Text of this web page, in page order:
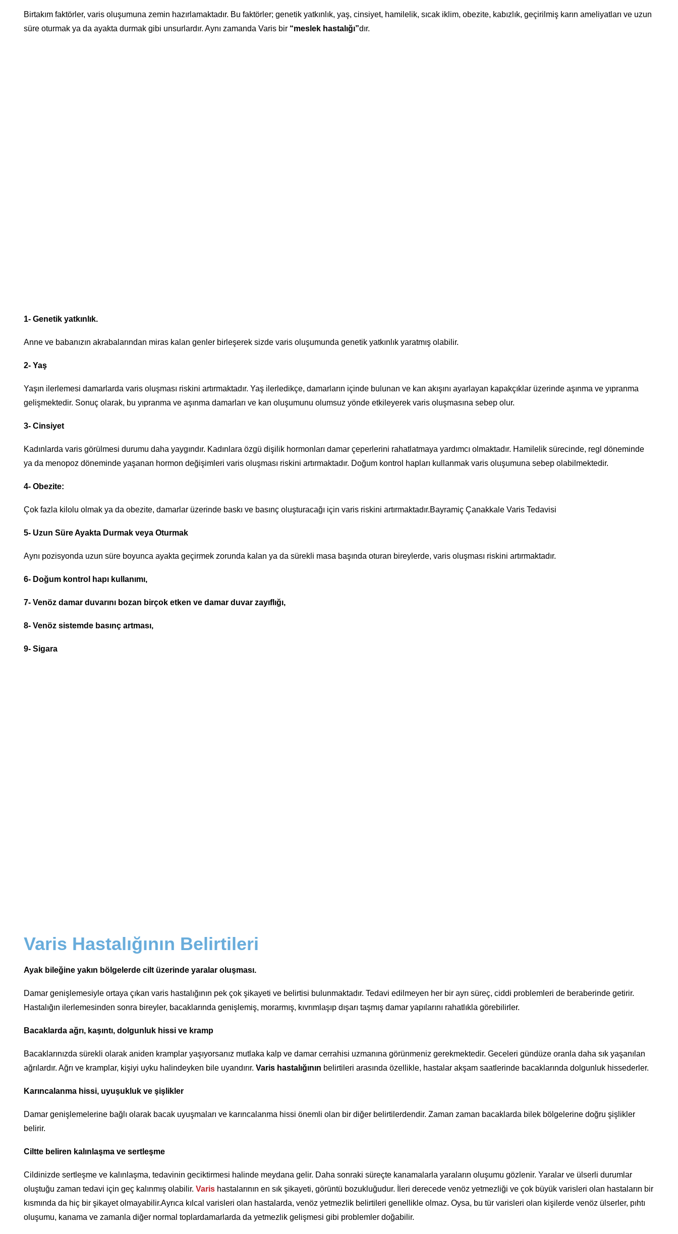
Birtakım faktörler, varis oluşumuna zemin hazırlamaktadır. Bu faktörler; genetik yatkınlık, yaş, cinsiyet, hamilelik, sıcak iklim, obezite, kabızlık, geçirilmiş karın ameliyatları ve uzun
süre oturmak ya da ayakta durmak gibi unsurlardır. Aynı zamanda Varis bir “meslek hastalığı”dır.
1- Genetik yatkınlık.
Anne ve babanızın akrabalarından miras kalan genler birleşerek sizde varis oluşumunda genetik yatkınlık yaratmış olabilir.
2- Yaş
Yaşın ilerlemesi damarlarda varis oluşması riskini artırmaktadır. Yaş ilerledikçe, damarların içinde bulunan ve kan akışını ayarlayan kapakçıklar üzerinde aşınma ve yıpranma
gelişmektedir. Sonuç olarak, bu yıpranma ve aşınma damarları ve kan oluşumunu olumsuz yönde etkileyerek varis oluşmasına sebep olur.
3- Cinsiyet
Kadınlarda varis görülmesi durumu daha yaygındır. Kadınlara özgü dişilik hormonları damar çeperlerini rahatlatmaya yardımcı olmaktadır. Hamilelik sürecinde, regl döneminde
ya da menopoz döneminde yaşanan hormon değişimleri varis oluşması riskini artırmaktadır. Doğum kontrol hapları kullanmak varis oluşumuna sebep olabilmektedir.
4- Obezite:
Çok fazla kilolu olmak ya da obezite, damarlar üzerinde baskı ve basınç oluşturacağı için varis riskini artırmaktadır.Bayramiç Çanakkale Varis Tedavisi
5- Uzun Süre Ayakta Durmak veya Oturmak
Aynı pozisyonda uzun süre boyunca ayakta geçirmek zorunda kalan ya da sürekli masa başında oturan bireylerde, varis oluşması riskini artırmaktadır.
6- Doğum kontrol hapı kullanımı,
7- Venöz damar duvarını bozan birçok etken ve damar duvar zayıflığı,
8- Venöz sistemde basınç artması,
9- Sigara
Varis Hastalığının Belirtileri
Ayak bileğine yakın bölgelerde cilt üzerinde yaralar oluşması.
Damar genişlemesiyle ortaya çıkan varis hastalığının pek çok şikayeti ve belirtisi bulunmaktadır. Tedavi edilmeyen her bir ayrı süreç, ciddi problemleri de beraberinde getirir.
Hastalığın ilerlemesinden sonra bireyler, bacaklarında genişlemiş, morarmış, kıvrımlaşıp dışarı taşmış damar yapılarını rahatlıkla görebilirler.
Bacaklarda ağrı, kaşıntı, dolgunluk hissi ve kramp
Bacaklarınızda sürekli olarak aniden kramplar yaşıyorsanız mutlaka kalp ve damar cerrahisi uzmanına görünmeniz gerekmektedir. Geceleri gündüze oranla daha sık yaşanılan
ağrılardır. Ağrı ve kramplar, kişiyi uyku halindeyken bile uyandırır. Varis hastalığının belirtileri arasında özellikle, hastalar akşam saatlerinde bacaklarında dolgunluk hissederler.
Karıncalanma hissi, uyuşukluk ve şişlikler
Damar genişlemelerine bağlı olarak bacak uyuşmaları ve karıncalanma hissi önemli olan bir diğer belirtilerdendir. Zaman zaman bacaklarda bilek bölgelerine doğru şişlikler
belirir.
Ciltte beliren kalınlaşma ve sertleşme
Cildinizde sertleşme ve kalınlaşma, tedavinin geciktirmesi halinde meydana gelir. Daha sonraki süreçte kanamalarla yaraların oluşumu gözlenir. Yaralar ve ülserli durumlar
oluştuğu zaman tedavi için geç kalınmış olabilir. Varis hastalarının en sık şikayeti, görüntü bozukluğudur. İleri derecede venöz yetmezliği ve çok büyük varisleri olan hastaların bir
kısmında da hiç bir şikayet olmayabilir.Ayrıca kılcal varisleri olan hastalarda, venöz yetmezlik belirtileri genellikle olmaz. Oysa, bu tür varisleri olan kişilerde venöz ülserler, pıhtı
oluşumu, kanama ve zamanla diğer normal toplardamarlarda da yetmezlik gelişmesi gibi problemler doğabilir.